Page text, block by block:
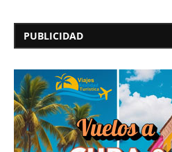
PUBLICIDAD